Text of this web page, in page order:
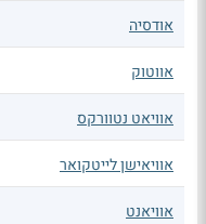
אודסיה
אווטוק
אוויאט נטוורקס
אוויאישן לייטקואר
אוויאנט